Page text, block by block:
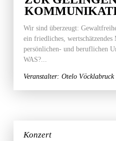
Wir sind überzeugt:
ein friedliches,
persönlichen- und beruflichen
WAS?...
Veranstalter: Otelo Vöcklabruck
Konzert